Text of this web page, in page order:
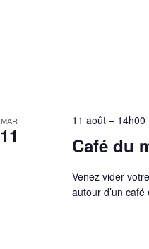
MAR
11 Café du
11 août – 14h00
Venez vider
autour d’un